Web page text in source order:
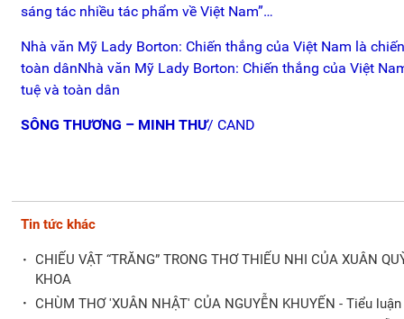
sáng tác nhiều tác phẩm về Việt Nam”…
Nhà văn Mỹ Lady Borton: Chiến thắng của Việt Nam là
toàn dânNhà văn Mỹ Lady Borton: Chiến thắng của Việt
tuệ và toàn dân
SÔNG THƯƠNG – MINH THƯ/ CAND
Tin tức khác
· CHIẾU VẬT “TRĂNG” TRONG THƠ THIẾU NHI CỦA XUÂN
KHOA
· CHÙM THƠ 'XUÂN NHẬT' CỦA NGUYỄN KHUYẾN - Tiểu